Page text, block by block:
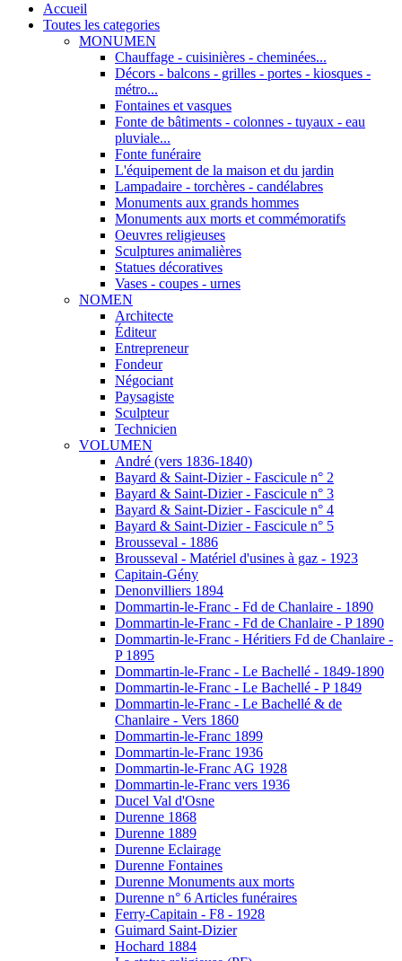
Accueil
Toutes les categories
MONUMEN
Chauffage - cuisinières - cheminées...
Décors - balcons - grilles - portes - kiosques -
métro...
Fontaines et vasques
Fonte de bâtiments - colonnes - tuyaux - eau
pluviale...
Fonte funéraire
L'équipement de la maison et du jardin
Lampadaire - torchères - candélabres
Monuments aux grands hommes
Monuments aux morts et commémoratifs
Oeuvres religieuses
Sculptures animalières
Statues décoratives
Vases - coupes - urnes
NOMEN
Architecte
Éditeur
Entrepreneur
Fondeur
Négociant
Paysagiste
Sculpteur
Technicien
VOLUMEN
André (vers 1836-1840)
Bayard & Saint-Dizier - Fascicule n° 2
Bayard & Saint-Dizier - Fascicule n° 3
Bayard & Saint-Dizier - Fascicule n° 4
Bayard & Saint-Dizier - Fascicule n° 5
Brousseval - 1886
Brousseval - Matériel d'usines à gaz - 1923
Capitain-Gény
Denonvilliers 1894
Dommartin-le-Franc - Fd de Chanlaire - 1890
Dommartin-le-Franc - Fd de Chanlaire - P 1890
Dommartin-le-Franc - Héritiers Fd de Chanlaire -
P 1895
Dommartin-le-Franc - Le Bachellé - 1849-1890
Dommartin-le-Franc - Le Bachellé - P 1849
Dommartin-le-Franc - Le Bachellé & de
Chanlaire - Vers 1860
Dommartin-le-Franc 1899
Dommartin-le-Franc 1936
Dommartin-le-Franc AG 1928
Dommartin-le-Franc vers 1936
Ducel Val d'Osne
Durenne 1868
Durenne 1889
Durenne Eclairage
Durenne Fontaines
Durenne Monuments aux morts
Durenne n° 6 Articles funéraires
Ferry-Capitain - F8 - 1928
Guimard Saint-Dizier
Hochard 1884